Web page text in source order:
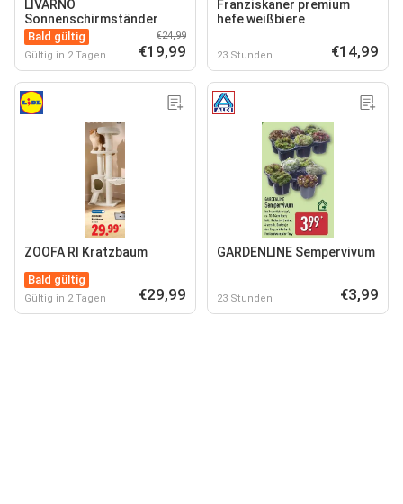
LIVARNO
Sonnenschirmständer
Bald gültig
Gültig in 2 Tagen
€24,99
€19,99
Franziskaner premium
hefe weißbiere
23 Stunden €14,99
ZOOFA RI Kratzbaum
Bald gültig
Gültig in 2 Tagen €29,99
GARDENLINE Sempervivum
23 Stunden €3,99